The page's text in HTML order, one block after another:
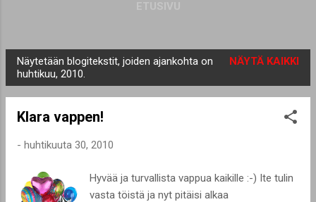
e
Näytetään blogitekstit, joiden ajankohta on
huhtikuu, 2010.
NÄYTÄ KAIKKI
Klara vappen!
- huhtikuuta 30, 2010
Hyvää ja turvallista vappua kaikille :-) Ite tulin
vasta töistä ja nyt pitäisi alkaa